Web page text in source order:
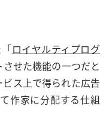
ロイヤルティプログ
せた機能の一つだと
ス上で得られた広告
作家に分配する仕組